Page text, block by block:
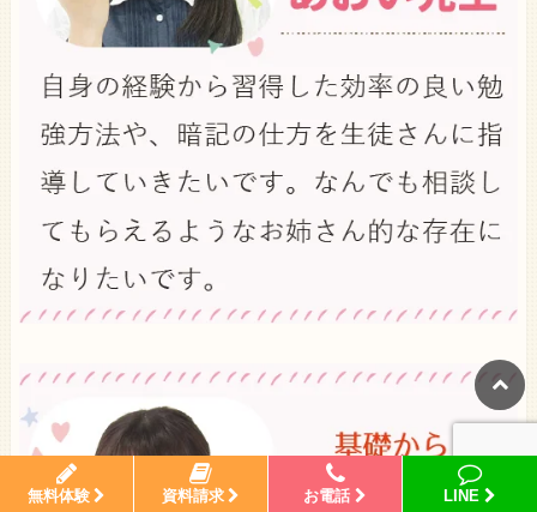
無料体験 資料請求 お電話 LINE